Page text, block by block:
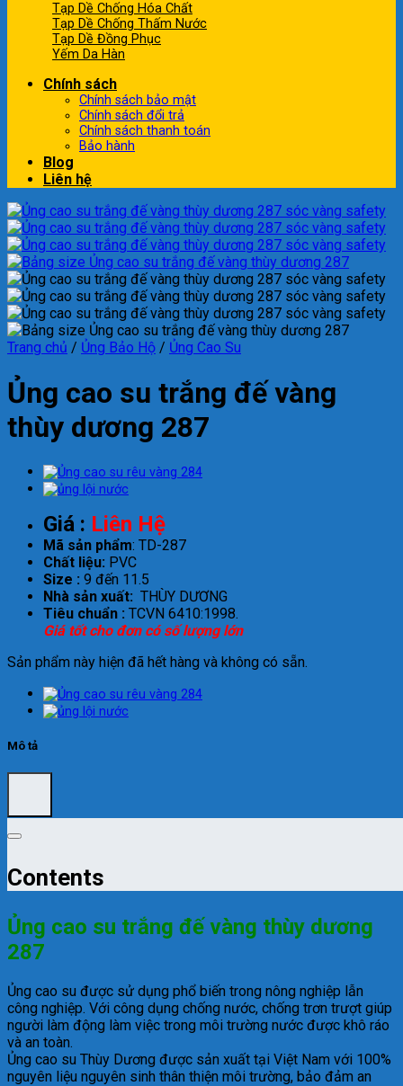
Tạp Dề Chống Hóa Chất
Tạp Dề Chống Thấm Nước
Tạp Dề Đồng Phục
Yếm Da Hàn
Chính sách
Chính sách bảo mật
Chính sách đổi trả
Chính sách thanh toán
Bảo hành
Blog
Liên hệ
Trang chủ / Ủng Bảo Hộ / Ủng Cao Su
Ủng cao su trắng đế vàng
thùy dương 287
Giá : Liên Hệ
Mã sản phẩm: TD-287
Chất liệu: PVC
Size : 9 đến 11.5
Nhà sản xuất: THÙY DƯƠNG
Tiêu chuẩn : TCVN 6410:1998.
Giá tốt cho đơn có số lượng lớn
Sản phẩm này hiện đã hết hàng và không có sẵn.
Mô tả
Contents
Ủng cao su trắng đế vàng thùy dương
287
Ủng cao su được sử dụng phổ biến trong nông nghiệp lẫn
công nghiệp. Với công dụng chống nước, chống trơn trượt giúp
người làm động làm việc trong môi trường nước được khô ráo
và an toàn.
Ủng cao su Thùy Dương được sản xuất tại Việt Nam với 100%
nguyên liệu nguyên sinh thân thiện môi trường, bảo đảm an